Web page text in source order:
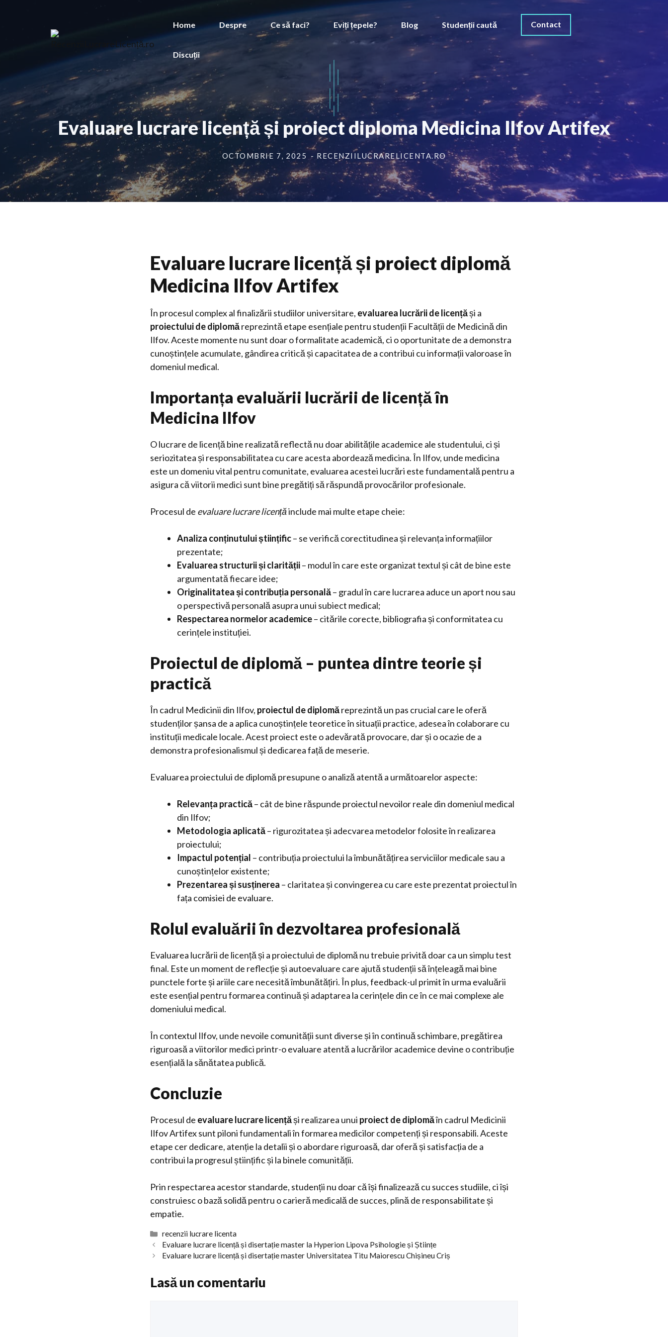
Home Despre Ce să faci? Eviți țepele? Blog Studenții caută Contact
Discuții
Evaluare lucrare licență și proiect diploma Medicina Ilfov Artifex
OCTOMBRIE 7, 2025 - RECENZIILUCRARELICENTA.RO
Evaluare lucrare licență și proiect diplomă
Medicina Ilfov Artifex
În procesul complex al finalizării studiilor universitare, evaluarea lucrării de licențăși a
proiectului de diplomăreprezintă etape esențiale pentru studenții Facultății de Medicină din
Ilfov. Aceste momente nu sunt doar o formalitate academică, ci o oportunitate de a demonstra
cunoștințele acumulate, gândirea critică și capacitatea de a contribui cu informații valoroase în
domeniul medical.
Importanța evaluării lucrării de licență în
Medicina Ilfov
O lucrare de licență bine realizată reflectă nu doar abilitățile academice ale studentului, ci și
seriozitatea și responsabilitatea cu care acesta abordează medicina. În Ilfov, unde medicina
este un domeniu vital pentru comunitate, evaluarea acestei lucrări este fundamentală pentru a
asigura că viitorii medici sunt bine pregătiți să răspundă provocărilor profesionale.
Procesul de evaluare lucrare licențăinclude mai multe etape cheie:
Analiza conținutului științific– se verifică corectitudinea și relevanța informațiilor
prezentate;
Evaluarea structurii și clarității– modul în care este organizat textul și cât de bine este
argumentată fiecare idee;
Originalitatea și contribuția personală– gradul în care lucrarea aduce un aport nou sau
o perspectivă personală asupra unui subiect medical;
Respectarea normelor academice– citările corecte, bibliografia și conformitatea cu
cerințele instituției.
Proiectul de diplomă – puntea dintre teorie și
practică
În cadrul Medicinii din Ilfov, proiectul de diplomăreprezintă un pas crucial care le oferă
studenților șansa de a aplica cunoștințele teoretice în situații practice, adesea în colaborare cu
instituții medicale locale. Acest proiect este o adevărată provocare, dar și o ocazie de a
demonstra profesionalismul și dedicarea față de meserie.
Evaluarea proiectului de diplomă presupune o analiză atentă a următoarelor aspecte:
Relevanța practică– cât de bine răspunde proiectul nevoilor reale din domeniul medical
din Ilfov;
Metodologia aplicată– rigurozitatea și adecvarea metodelor folosite în realizarea
proiectului;
Impactul potențial – contribuția proiectului la îmbunătățirea serviciilor medicale sau a
cunoștințelor existente;
Prezentarea și susținerea – claritatea și convingerea cu care este prezentat proiectul în
fața comisiei de evaluare.
Rolul evaluării în dezvoltarea profesională
Evaluarea lucrării de licență și a proiectului de diplomă nu trebuie privită doar ca un simplu test
final. Este un moment de reflecție și autoevaluare care ajută studenții să înțeleagă mai bine
punctele forte și ariile care necesită îmbunătățiri. În plus, feedback-ul primit în urma evaluării
este esențial pentru formarea continuă și adaptarea la cerințele din ce în ce mai complexe ale
domeniului medical.
În contextul Ilfov, unde nevoile comunității sunt diverse și în continuă schimbare, pregătirea
riguroasă a viitorilor medici printr-o evaluare atentă a lucrărilor academice devine o contribuție
esențială la sănătatea publică.
Concluzie
Procesul de evaluare lucrare licențăși realizarea unui proiect de diplomăîn cadrul Medicinii
Ilfov Artifex sunt piloni fundamentali în formarea medicilor competenți și responsabili. Aceste
etape cer dedicare, atenție la detalii și o abordare riguroasă, dar oferă și satisfacția de a
contribui la progresul științific și la binele comunității.
Prin respectarea acestor standarde, studenții nu doar că își finalizează cu succes studiile, ci își
construiesc o bază solidă pentru o carieră medicală de succes, plină de responsabilitate și
empatie.
Categorii
recenzii lucrare licenta
Evaluare lucrare licență și disertație master la Hyperion Lipova Psihologie și Științe
Evaluare lucrare licență și disertație master Universitatea Titu Maiorescu Chișineu Criș
Lasă un comentariu